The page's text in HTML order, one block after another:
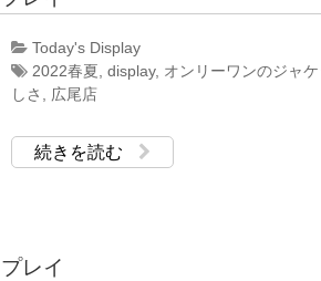
Today's Display
2022春夏 display, オンリーワンのジャケ
しさ
広尾店
続きを読む
レイ